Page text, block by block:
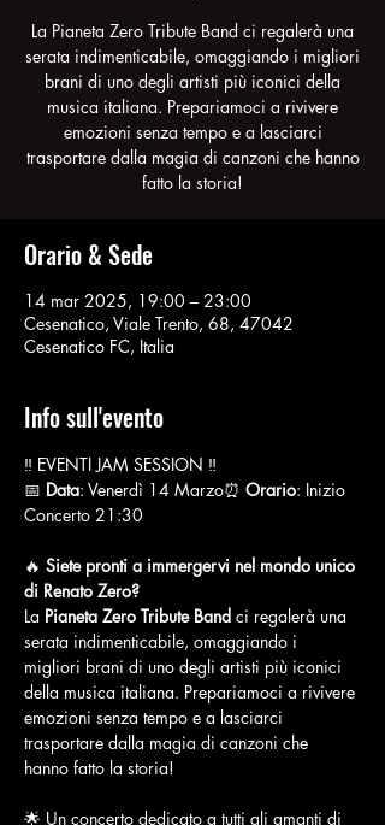
La Pianeta Zero Tribute Band ci regalerà una
serata indimenticabile, omaggiando i migliori
brani di uno degli artisti più iconici della
musica italiana. Prepariamoci a rivivere
emozioni senza tempo e a lasciarci
trasportare dalla magia di canzoni che hanno
Orario & Sede
14 mar 2025, 19:00 – 23:00
Cesenatico, Viale Trento, 68, 47042
Cesenatico FC, Italia
Info sull'evento
‼️ EVENTI JAM SESSION ‼️
📅 Data: Venerdì 14 Marzo⏰ Orario: Inizio
Concerto 21:30
🔥 Siete pronti a immergervi nel mondo unico
di Renato Zero?
La Pianeta Zero Tribute Band ci regalerà una
serata indimenticabile, omaggiando i
migliori brani di uno degli artisti più iconici
della musica italiana. Prepariamoci a rivivere
emozioni senza tempo e a lasciarci
trasportare dalla magia di canzoni che
hanno fatto la storia!
🌟 Un concerto dedicato a tutti gli amanti di